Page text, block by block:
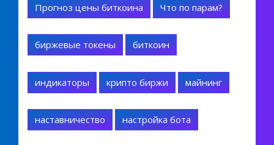
Прогноз цены биткоина Что по парам?
биржевые токены биткоин
индикаторы крипто биржи майнинг
наставничество настройка бота